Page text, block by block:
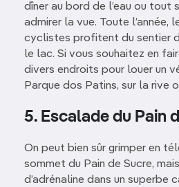
dîner au bord de l’eau ou tout
admirer la vue. Toute l’année,
cyclistes profitent du sentier
le lac. Si vous souhaitez en
divers endroits pour louer un
Parque dos Patins, sur la rive
5. Escalade du Pain
On peut bien sûr grimper en
sommet du Pain de Sucre,
d’adrénaline dans un superbe